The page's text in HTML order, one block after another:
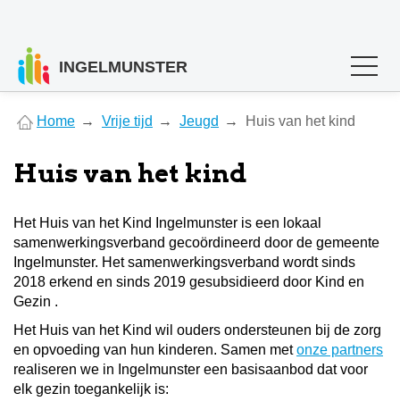
INGELMUNSTER
are
Home Vrije tijd Jeugd Huis van het kind
Huis van het kind
Het Huis van het Kind Ingelmunster is een lokaal
samenwerkingsverband gecoördineerd door de gemeente
Ingelmunster. Het samenwerkingsverband wordt sinds
2018 erkend en sinds 2019 gesubsidieerd door Kind en
Gezin .
Het Huis van het Kind wil ouders ondersteunen bij de zorg
en opvoeding van hun kinderen. Samen metonze partners
realiseren we in Ingelmunster een basisaanbod dat voor
elk gezin toegankelijk is: